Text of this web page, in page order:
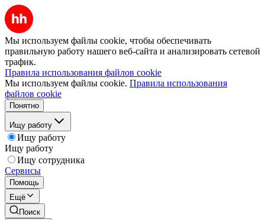
Мы используем файлы cookie, чтобы обеспечивать
правильную работу нашего веб-сайта и анализировать сетевой
трафик.
Правила использования файлов cookie
Мы используем файлы cookie. Правила использования
файлов cookie
Понятно
Ищу работу
Ищу работу
Ищу работу
Ищу сотрудника
Сервисы
Помощь
Ещё
Поиск